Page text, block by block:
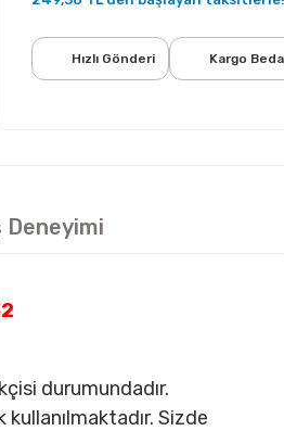
Hızlı Gönderi Kargo
Deneyimi
durumundadır.
Sizde